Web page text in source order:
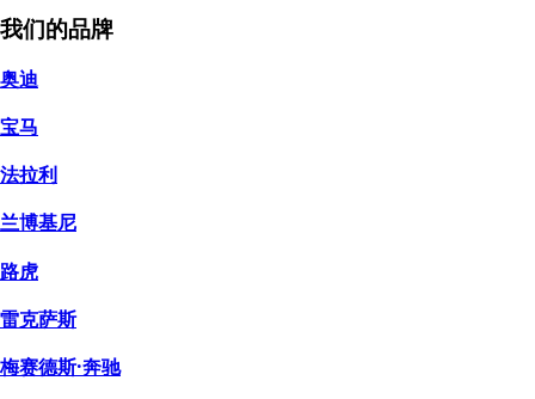
我们的品牌
奥迪
宝马
法拉利
兰博基尼
路虎
雷克萨斯
梅赛德斯·奔驰